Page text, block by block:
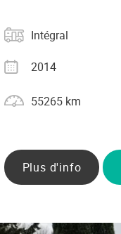
Catégorie
Intégral
Année2014
Kilométrage
55265 km
Plus d'info